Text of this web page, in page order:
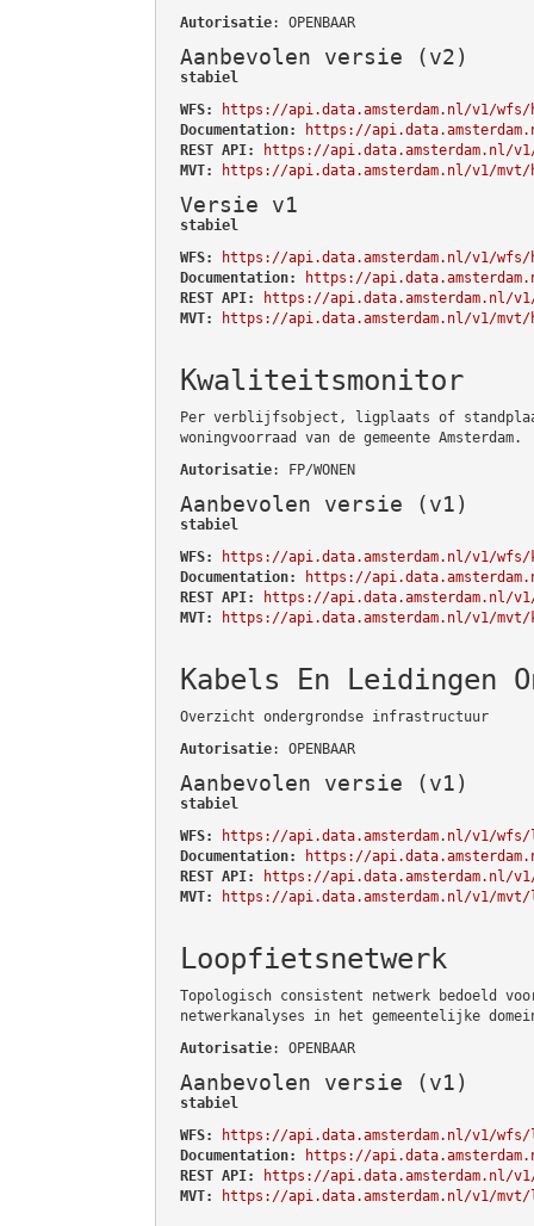
Autorisatie: OPENBAAR
Aanbevolen versie (v2)
stabiel
WFS:
https://api.data.amsterdam.nl/v1/
Documentation:
https://
REST API:
https://api.data.amsterdam.nl/
MVT:
https://api.data.amsterdam.nl/v1/
Versie v1
stabiel
WFS:
https://api.data.amsterdam.nl/v1/
Documentation:
https://
REST API:
https://api.data.amsterdam.nl/
MVT:
https://api.data.amsterdam.nl/v1/
Kwaliteitsmonitor
Per verblijfsobject, ligplaats of
woningvoorraad van de gemeente Amsterdam.
Autorisatie: FP/WONEN
Aanbevolen versie (v1)
stabiel
WFS:
https://api.data.amsterdam.nl/v1/
Documentation:
https://
REST API:
https://api.data.amsterdam.nl/
MVT:
https://api.data.amsterdam.nl/v1/
Kabels En Leidingen
Overzicht ondergrondse infrastructuur
Autorisatie: OPENBAAR
Aanbevolen versie (v1)
stabiel
WFS:
https://api.data.amsterdam.nl/v1/
Documentation:
https://
REST API:
https://api.data.amsterdam.nl/
MVT:
https://api.data.amsterdam.nl/v1/
Loopfietsnetwerk
Topologisch consistent netwerk bedoeld
netwerkanalyses in het gemeentelijke
Autorisatie: OPENBAAR
Aanbevolen versie (v1)
stabiel
WFS:
https://api.data.amsterdam.nl/v1/
Documentation:
https://
REST API:
https://api.data.amsterdam.nl/
MVT:
https://api.data.amsterdam.nl/v1/